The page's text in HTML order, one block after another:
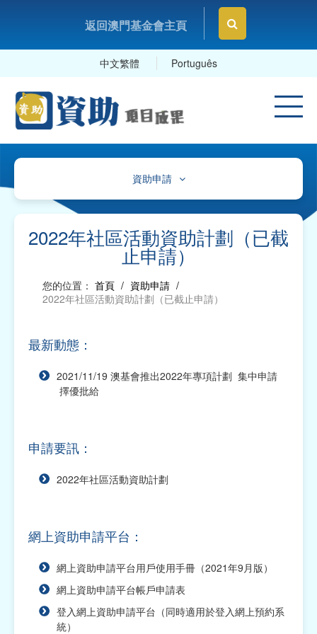
返回澳門基金會主頁
中文繁體 Português
資助申請
通告
指引、表格、範例
指引、帳目計劃參照表
資助申請表格及範本
2027年福包項目資助計劃
2027年學術項目資助計劃
2027年交流活動資助計劃
2026年交流活動資助計劃（已截止申請）
2026年福包項目資助計劃（已截止申請）
2026年社團運作經費資助計劃（已截止申請）
2026年學術項目資助計劃（已截止申請）
2022年社區活動資助計劃（已截
止申請）
您的位置： 首頁 / 資助申請 /
2022年社區活動資助計劃（已截止申請）
最新動態：
2021/11/19 澳基會推出2022年專項計劃 集中申請
擇優批給
申請要訊：
2022年社區活動資助計劃
網上資助申請平台：
網上資助申請平台用戶使用手冊（2021年9月版）
網上資助申請平台帳戶申請表
登入網上資助申請平台（同時適用於登入網上預約系
統）